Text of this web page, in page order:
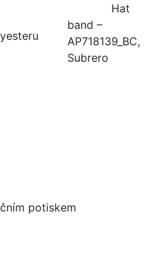
Hat
band –
AP718139_BC,
Subrero